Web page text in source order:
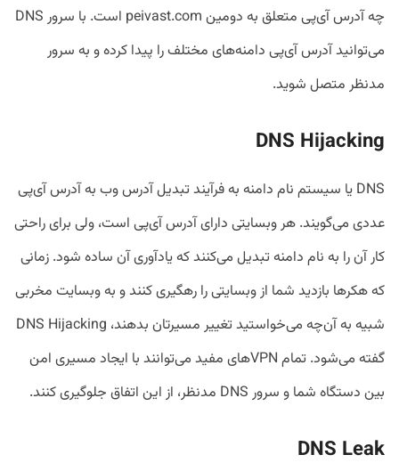
چه آدرس آی‌پی متعلق به دومین peivast.com است. با سرور DNS
می‌توانید آدرس آی‌پی دامنه‌های مختلف را پیدا کرده و به سرور
مدنظر متصل شوید.
DNS Hijacking
DNS یا سیستم نام دامنه به فرآیند تبدیل آدرس وب به آدرس آی‌پی
عددی می‌گویند. هر وبسایتی دارای آدرس آی‌پی است، ولی برای راحتی
کار آن را به نام دامنه تبدیل می‌کنند که یادآوری آن ساده شود. زمانی
که هکرها بازدید شما از وبسایتی را رهگیری کنند و به وبسایت مخربی
شبیه به آن‌چه می‌خواستید تغییر مسیرتان بدهند، DNS Hijacking
گفته می‌شود. تمام VPNهای مفید می‌توانند با ایجاد مسیری امن
بین دستگاه شما و سرور DNS مدنظر، از این اتفاق جلوگیری کنند.
DNS Leak